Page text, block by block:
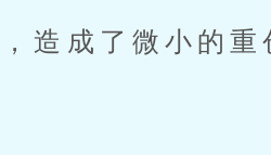
成了微小的重